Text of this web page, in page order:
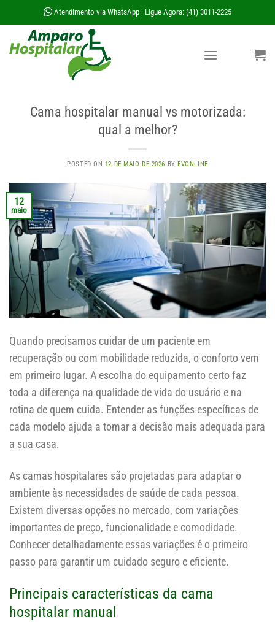
to
content
Atendimento via WhatsApp Ligue Agora: (41) 3011-2225
Cama hospitalar manual vs motorizada:
qual a melhor?
POSTED ON 12 DE MAIO DE 2026 BYEVONLINE
12
maio
Quando precisamos cuidar de um paciente em
recuperação ou com mobilidade reduzida, o conforto vem
em primeiro lugar. A escolha do equipamento certo faz
toda a diferença na qualidade de vida do usuário e na
rotina de quem cuida. Entender as funções específicas de
cada modelo ajuda a tomar a decisão mais adequada para
a sua casa.
As camas hospitalares são projetadas para adaptar o
ambiente às necessidades de saúde de cada pessoa.
Existem diversas opções no mercado, com variações
importantes de preço, funcionalidade e comodidade.
Conhecer detalhadamente essas variações é o primeiro
passo para garantir um cuidado seguro e eficiente.
Principais características da cama
hospitalar manual